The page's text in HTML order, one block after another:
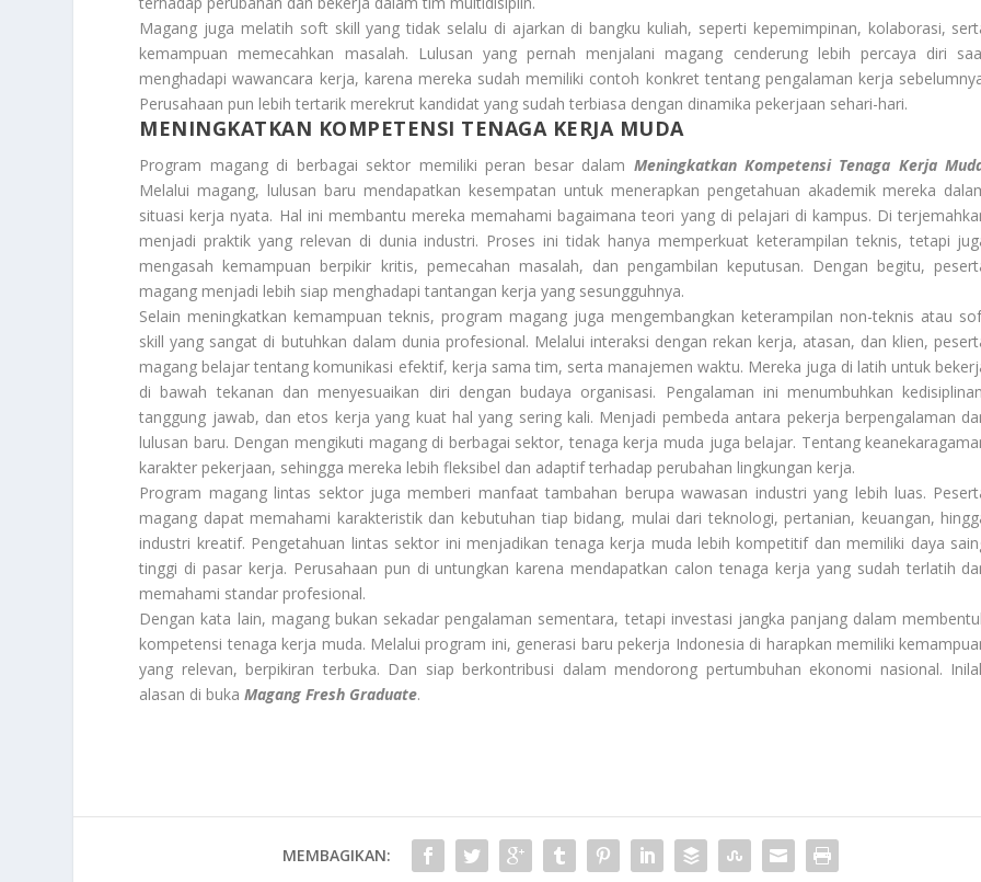
Magang juga melatih soft skill yang tidak selalu di ajarkan di bangku kuliah, seperti kepemimpinan, kolaborasi,
kemampuan memecahkan masalah. Lulusan yang pernah menjalani magang cenderung lebih percaya diri
menghadapi wawancara kerja, karena mereka sudah memiliki contoh konkret tentang pengalaman kerja
Perusahaan pun lebih tertarik merekrut kandidat yang sudah terbiasa dengan dinamika pekerjaan sehari-hari.
MENINGKATKAN KOMPETENSI TENAGA KERJA MUDA
Program magang di berbagai sektor memiliki peran besar dalam Meningkatkan Kompetensi Tenaga Kerja
Melalui magang, lulusan baru mendapatkan kesempatan untuk menerapkan pengetahuan akademik mereka
situasi kerja nyata. Hal ini membantu mereka memahami bagaimana teori yang di pelajari di kampus. Di
menjadi praktik yang relevan di dunia industri. Proses ini tidak hanya memperkuat keterampilan teknis, tetapi
mengasah kemampuan berpikir kritis, pemecahan masalah, dan pengambilan keputusan. Dengan begitu,
magang menjadi lebih siap menghadapi tantangan kerja yang sesungguhnya.
Selain meningkatkan kemampuan teknis, program magang juga mengembangkan keterampilan non-teknis atau
skill yang sangat di butuhkan dalam dunia profesional. Melalui interaksi dengan rekan kerja, atasan, dan klien,
magang belajar tentang komunikasi efektif, kerja sama tim, serta manajemen waktu. Mereka juga di latih untuk
di bawah tekanan dan menyesuaikan diri dengan budaya organisasi. Pengalaman ini menumbuhkan
tanggung jawab, dan etos kerja yang kuat hal yang sering kali. Menjadi pembeda antara pekerja berpengalaman
lulusan baru. Dengan mengikuti magang di berbagai sektor, tenaga kerja muda juga belajar. Tentang
karakter pekerjaan, sehingga mereka lebih fleksibel dan adaptif terhadap perubahan lingkungan kerja.
Program magang lintas sektor juga memberi manfaat tambahan berupa wawasan industri yang lebih luas.
magang dapat memahami karakteristik dan kebutuhan tiap bidang, mulai dari teknologi, pertanian, keuangan,
industri kreatif. Pengetahuan lintas sektor ini menjadikan tenaga kerja muda lebih kompetitif dan memiliki daya
tinggi di pasar kerja. Perusahaan pun di untungkan karena mendapatkan calon tenaga kerja yang sudah terlatih
memahami standar profesional.
Dengan kata lain, magang bukan sekadar pengalaman sementara, tetapi investasi jangka panjang dalam
kompetensi tenaga kerja muda. Melalui program ini, generasi baru pekerja Indonesia di harapkan memiliki
yang relevan, berpikiran terbuka. Dan siap berkontribusi dalam mendorong pertumbuhan ekonomi nasional.
alasan di bukaMagang Fresh Graduate.
MEMBAGIKAN: